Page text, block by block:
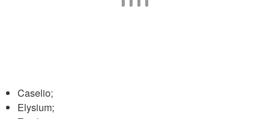
Caselio;
Elysium;